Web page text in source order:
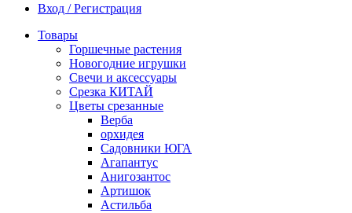
Вход / Регистрация
Товары
Горшечные растения
Новогодние игрушки
Свечи и аксессуары
Срезка КИТАЙ
Цветы срезанные
Верба
орхидея
Садовники ЮГА
Агапантус
Анигозантос
Артишок
Астильба